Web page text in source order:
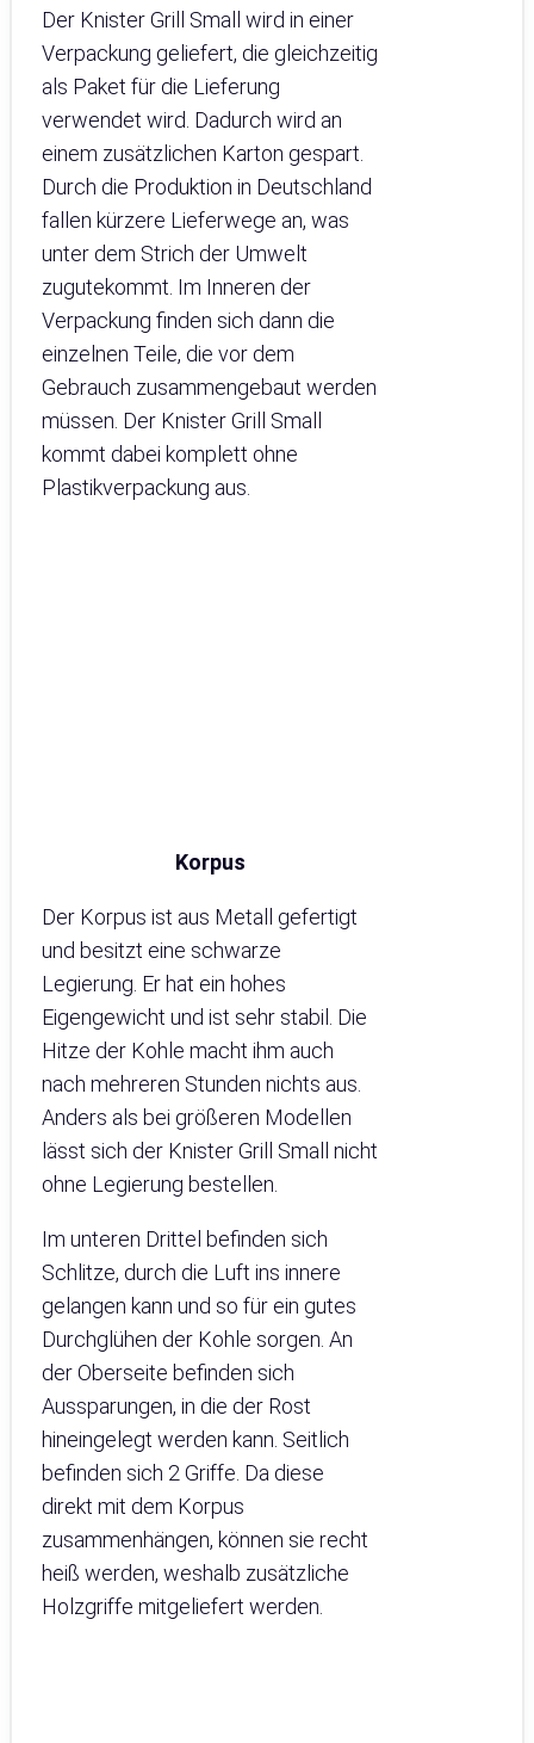
Der Knister Grill Small wird in einer
Verpackung geliefert, die gleichzeitig
als Paket für die Lieferung
verwendet wird. Dadurch wird an
einem zusätzlichen Karton gespart.
Durch die Produktion in Deutschland
fallen kürzere Lieferwege an, was
unter dem Strich der Umwelt
zugutekommt. Im Inneren der
Verpackung finden sich dann die
einzelnen Teile, die vor dem
Gebrauch zusammengebaut werden
müssen. Der Knister Grill Small
kommt dabei komplett ohne
Plastikverpackung aus.
Korpus
Der Korpus ist aus Metall gefertigt
und besitzt eine schwarze
Legierung. Er hat ein hohes
Eigengewicht und ist sehr stabil. Die
Hitze der Kohle macht ihm auch
nach mehreren Stunden nichts aus.
Anders als bei größeren Modellen
lässt sich der Knister Grill Small nicht
ohne Legierung bestellen.
Im unteren Drittel befinden sich
Schlitze, durch die Luft ins innere
gelangen kann und so für ein gutes
Durchglühen der Kohle sorgen. An
der Oberseite befinden sich
Aussparungen, in die der Rost
hineingelegt werden kann. Seitlich
befinden sich 2 Griffe. Da diese
direkt mit dem Korpus
zusammenhängen, können sie recht
heiß werden, weshalb zusätzliche
Holzgriffe mitgeliefert werden.